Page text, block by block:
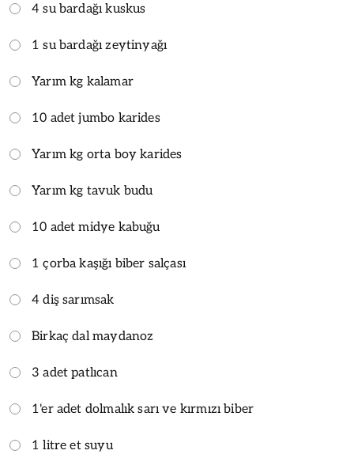
4 su bardağı kuskus
1 su bardağı zeytinyağı
Yarım kg kalamar
10 adet jumbo karides
Yarım kg orta boy karides
Yarım kg tavuk budu
10 adet midye kabuğu
1 çorba kaşığı biber salçası
4 diş sarımsak
Birkaç dal maydanoz
3 adet patlıcan
1'er adet dolmalık sarı ve kırmızı biber
1 litre et suyu